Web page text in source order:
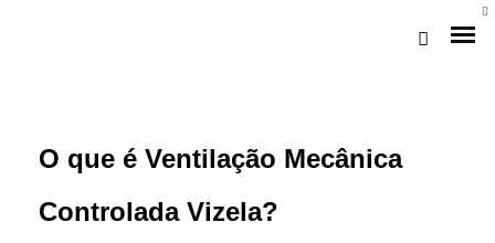
O que é Ventilação Mecânica
Controlada Vizela?